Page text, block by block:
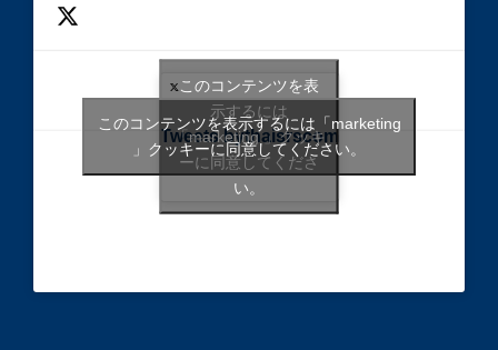
Tweets bythaisrscom
このコンテンツを表
示するには
「marketing 」クッキ
ーに同意してくださ
い。
このコンテンツを表示するには「marketing
」クッキーに同意してください。